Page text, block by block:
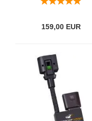
159,00 EUR